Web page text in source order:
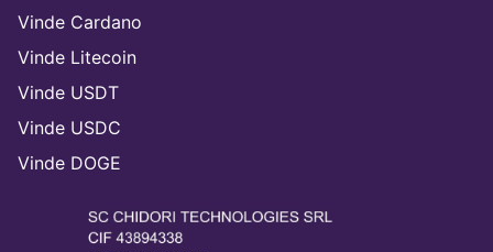
Vinde Cardano
Vinde Litecoin
Vinde USDT
Vinde USDC
Vinde DOGE